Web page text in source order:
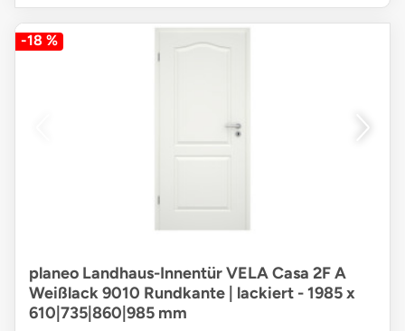
-18 %
planeo Landhaus-Innentür VELA Casa 2F A
Weißlack 9010 Rundkante | lackiert - 1985 x
610|735|860|985 mm